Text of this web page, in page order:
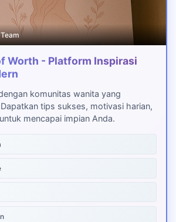
Worth - Platform Inspirasi
komunitas wanita yang
tips sukses, motivasi harian,
mencapai impian Anda.